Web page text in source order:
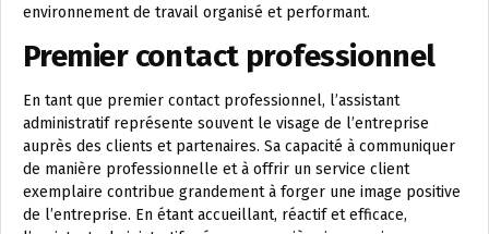
environnement de travail organisé et performant.
Premier contact professionnel
En tant que premier contact professionnel, l’assistant
administratif représente souvent le visage de l’entreprise
auprès des clients et partenaires. Sa capacité à communiquer
de manière professionnelle et à offrir un service client
exemplaire contribue grandement à forger une image positive
de l’entreprise. En étant accueillant, réactif et efficace,